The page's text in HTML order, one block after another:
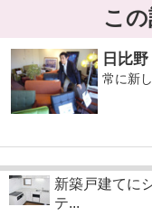
こ
日比
常に新
新築戸建てに
テ...